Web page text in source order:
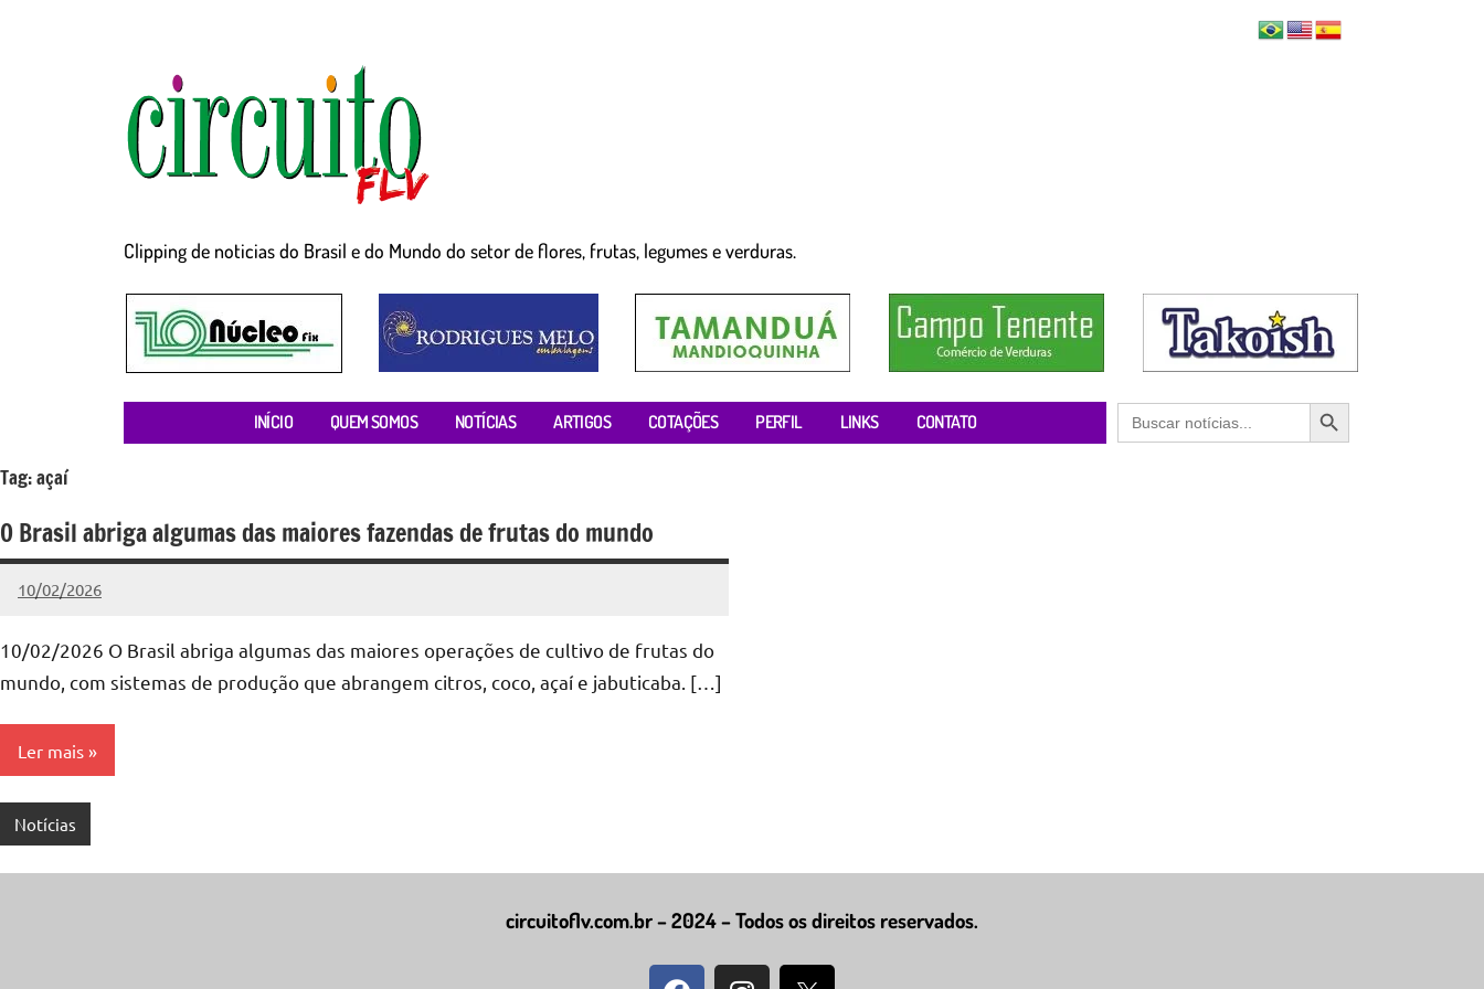
Clipping de noticias do Brasil e do Mundo do setor de flores, frutas, legumes e verduras.
INÍCIO QUEM SOMOS NOTÍCIAS ARTIGOS COTAÇÕES PERFIL LINKS CONTATO
Search
for:
Search Button
Tag:açaí
O Brasil abriga algumas das maiores fazendas de frutas do mundo
10/02/2026
admin
Nenhum
10/02/2026 O Brasil abriga algumas das maiores operações de cultivo de frutas do
mundo, com sistemas de produção que abrangem citros, coco, açaí e jabuticaba. […]
Ler mais
Notícias
circuitoflv.com.br – 2024 – Todos os direitos reservados.